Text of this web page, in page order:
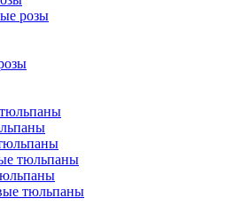
розы
тюльпаны
тюльпаны